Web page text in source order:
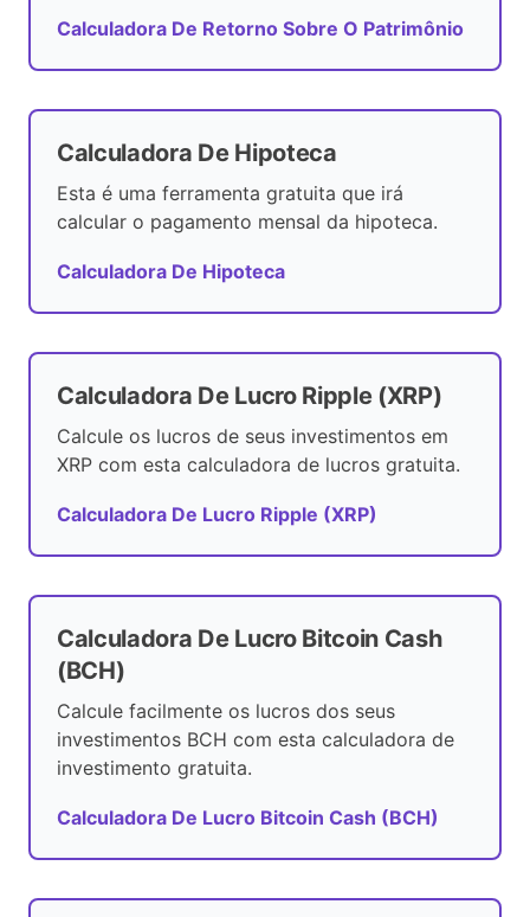
Calculadora De Retorno Sobre O Patrimônio
Calculadora De Hipoteca
Esta é uma ferramenta gratuita que irá
calcular o pagamento mensal da hipoteca.
Calculadora De Hipoteca
Calculadora De Lucro Ripple (XRP)
Calcule os lucros de seus investimentos em
XRP com esta calculadora de lucros gratuita.
Calculadora De Lucro Ripple (XRP)
Calculadora De Lucro Bitcoin Cash
(BCH)
Calcule facilmente os lucros dos seus
investimentos BCH com esta calculadora de
investimento gratuita.
Calculadora De Lucro Bitcoin Cash (BCH)